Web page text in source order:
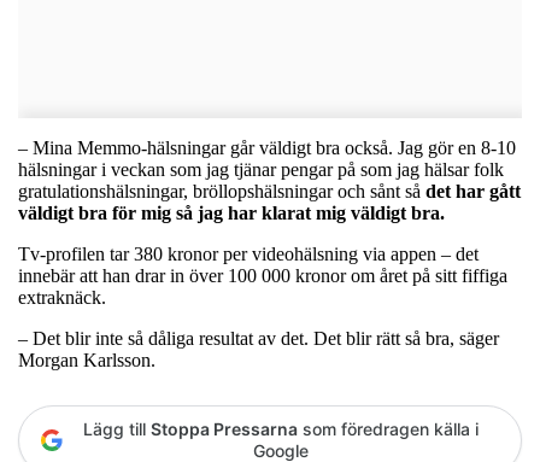
– Mina Memmo-hälsningar går väldigt bra också. Jag gör en 8-10
hälsningar i veckan som jag tjänar pengar på som jag hälsar folk
gratulationshälsningar, bröllopshälsningar och sånt så det har gått
väldigt bra för mig så jag har klarat mig väldigt bra.
Tv-profilen tar 380 kronor per videohälsning via appen – det
innebär att han drar in över 100 000 kronor om året på sitt fiffiga
extraknäck.
– Det blir inte så dåliga resultat av det. Det blir rätt så bra, säger
Morgan Karlsson.
Lägg till Stoppa Pressarna som föredragen källa i
Google